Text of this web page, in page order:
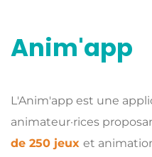
Anim'app
L'Anim'app est une
animateur·rices
de 250 jeux et